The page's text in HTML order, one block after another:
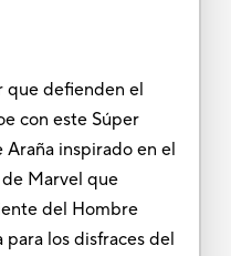
que defienden el
con este Súper
inspirado en el
Marvel que
del Hombre
para los disfraces del